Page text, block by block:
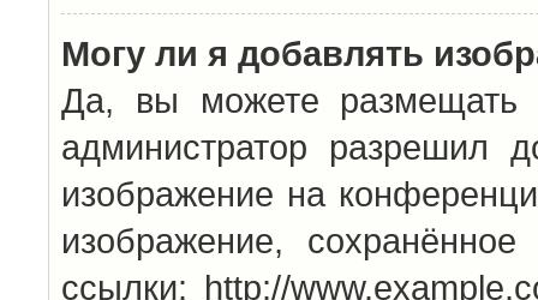
Могу ли я добавлять
Да, вы можете размещать
администратор разрешил
изображение на
изображение,
ссылки: http://